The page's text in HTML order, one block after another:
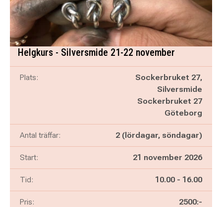
Helgkurs - Silversmide 21-22 november
Plats:
Sockerbruket 27,
Silversmide
Sockerbruket 27
Göteborg
Antal träffar: 2 (lördagar, söndagar)
Start: 21 november 2026
Tid: Pågår mellan
10.00 - och
16.00
Pris: 2500:-